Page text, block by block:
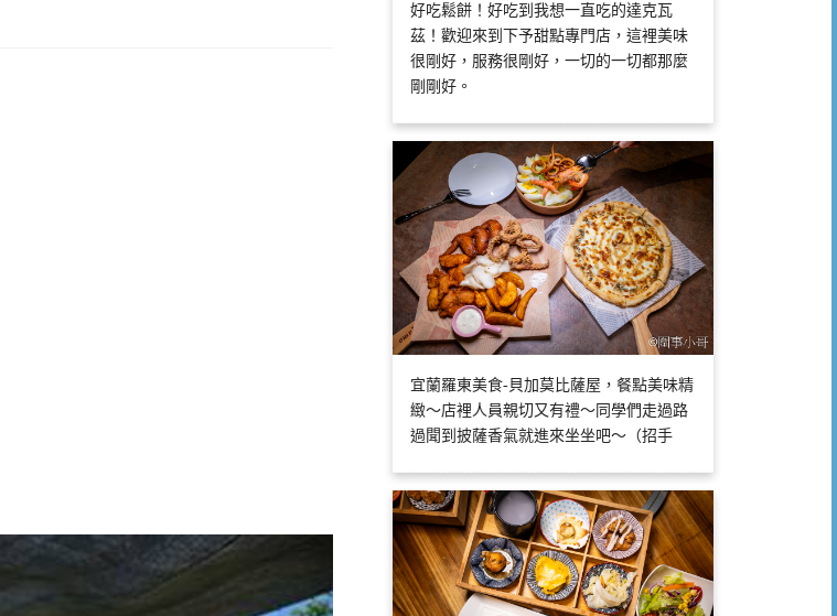
好吃鬆餅！好吃到我想一直吃的達克瓦
茲！歡迎來到下予甜點專門店，這裡美味
很剛好，服務很剛好，一切的一切都那麼
剛剛好。
宜蘭羅東美食-貝加莫比薩屋，餐點美味精
緻～店裡人員親切又有禮～同學們走過路
過聞到披薩香氣就進來坐坐吧～（招手